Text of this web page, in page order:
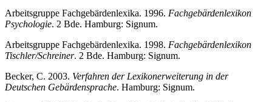
Arbeitsgruppe Fachgebärdenlexika. 1996. Fachgebärdenlexikon
Psychologie. 2 Bde. Hamburg: Signum.
Arbeitsgruppe Fachgebärdenlexika. 1998. Fachgebärdenlexikon
Tischler/Schreiner. 2 Bde. Hamburg: Signum.
Becker, C. 2003. Verfahren der Lexikonerweiterung in der
Deutschen Gebärdensprache. Hamburg: Signum.